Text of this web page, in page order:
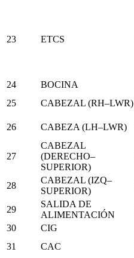
23 ETCS
24
BOCINA
25
CABEZAL (RH–LWR)
26
CABEZA (LH–LWR)
27
CABEZAL
(DERECHO–
SUPERIOR)
28
CABEZAL (IZQ–
SUPERIOR)
29
SALIDA DE
ALIMENTACIÓN
30
CIG
31
CAC